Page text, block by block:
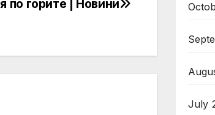
по горите | Новини
July